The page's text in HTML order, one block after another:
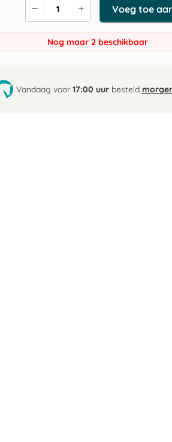
Verhoog
de
aantal
Verlaag
de
aantal
Voeg toe
Nog maar 2 beschikbaar
Vandaag voor 17:00 uur besteld